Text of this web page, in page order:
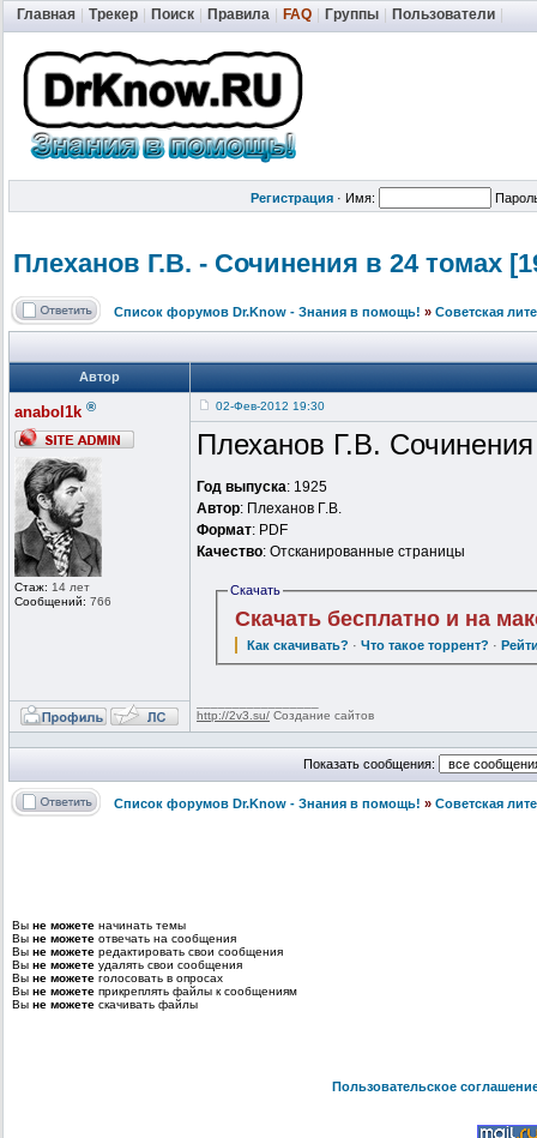
Главная Трекер Поиск Правила FAQ Группы Пользователи
Регистрация · Имя:
Плеханов Г.В. - Сочинения в 24 томах
Список форумов Dr.Know - Знания в помощь! » Советская
Автор
anabol1k ®
Стаж: 14 лет
Сообщений: 766
02-Фев-2012 19:30
Плеханов Г.В.
Год выпуска: 1925
Автор: Плеханов Г.В.
Формат: PDF
Качество: Отсканированные страницы
Скачать
Скачать бесплатно и на
Как скачивать? ·Что такое торрент? ·
http://2v3.su/ Создание сайтов
Показать сообщения:
Список форумов Dr.Know - Знания в помощь! » Советская
Вы не можете начинать темы
Вы не можете отвечать на сообщения
Вы не можете редактировать свои сообщения
Вы не можете удалять свои сообщения
Вы не можете голосовать в опросах
Вы не можете прикреплять файлы к сообщениям
Вы не можете скачивать файлы
Пользовательское